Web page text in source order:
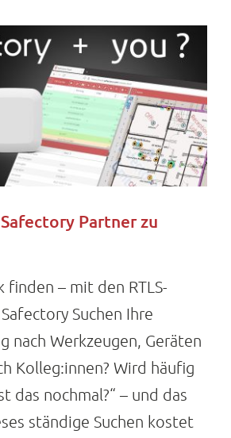
Partner zu
finden – mit den RTLS-
Suchen Ihre
nach Werkzeugen, Geräten
Kolleg:innen? Wird häufig
das nochmal?“ – und das
ständige Suchen kostet